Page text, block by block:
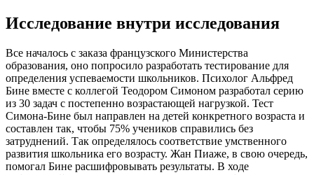
Исследование внутри исследования
Все началось с заказа французского Министерства
образования, оно попросило разработать тестирование для
определения успеваемости школьников. Психолог Альфред
Бине вместе с коллегой Теодором Симоном разработал серию
из 30 задач с постепенно возрастающей нагрузкой. Тест
Симона-Бине был направлен на детей конкретного возраста и
составлен так, чтобы 75% учеников справились без
затруднений. Так определялось соответствие умственного
развития школьника его возрасту. Жан Пиаже, в свою очередь,
помогал Бине расшифровывать результаты. В ходе